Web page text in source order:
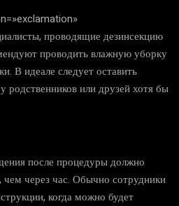
проводящие дезинсекцию
проводить влажную уборку
В идеале следует оставить
родственников или друзей хотя бы
после процедуры должно
чем через час. Обычно сотрудники
когда можно будет